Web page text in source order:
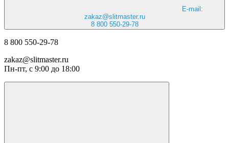
E-mail:
zakaz@slitmaster.ru
8 800 550-29-78
8 800 550-29-78
zakaz@slitmaster.ru
Пн-пт, с 9:00 до 18:00